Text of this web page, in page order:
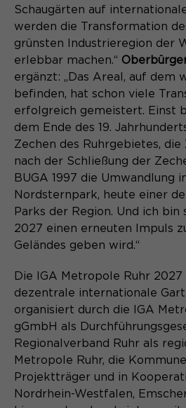
Zweck
ob ein Besucher
angemeldet ist
diese zu
Name cookie_optin
Anbieter Sgalinski
Laufzeit 1 Monat
Benutzers für
aktuellen Domäne.
Anbieter Matomo
Laufzeit Sitzung
Zweck
Temporäre
Schaugärten auf
werden die Transformation
grünsten Industrieregion der
erlebbar machen.“
ergänzt: „Das Areal, auf dem
befinden, hat schon viele
erfolgreich gemeistert. Einst
dem Ende des 19.
Zechen des Ruhrgebietes, die
nach der Schließung der
BUGA 1997 die Umwandlung
Nordsternpark, heute einer
Parks der Region. Und ich bin
2027 einen erneuten Impuls
Geländes geben wird.“
Die IGA Metropole Ruhr
dezentrale internationale
organisiert durch die IGA
gGmbH als
Regionalverband Ruhr als
Metropole Ruhr, die
Projektträger und in
Nordrhein-Westfalen,